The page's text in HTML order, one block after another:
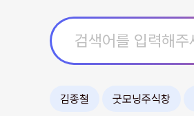
김종철 굿모닝주식창